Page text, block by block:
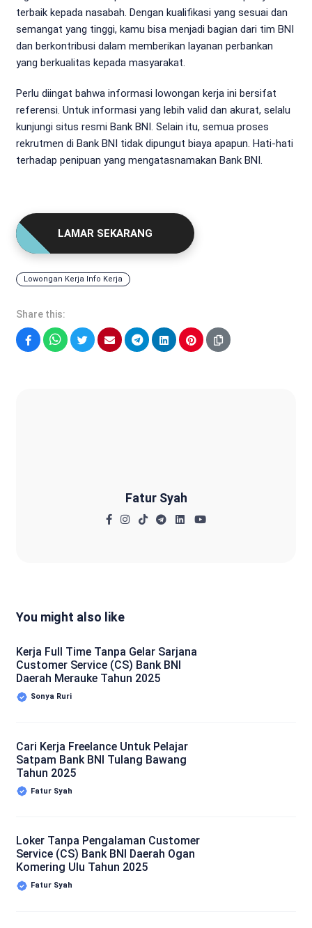
terbaik kepada nasabah. Dengan kualifikasi yang sesuai dan
semangat yang tinggi, kamu bisa menjadi bagian dari tim BNI
dan berkontribusi dalam memberikan layanan perbankan
yang berkualitas kepada masyarakat.
Perlu diingat bahwa informasi lowongan kerja ini bersifat
referensi. Untuk informasi yang lebih valid dan akurat, selalu
kunjungi situs resmi Bank BNI. Selain itu, semua proses
rekrutmen di Bank BNI tidak dipungut biaya apapun. Hati-hati
terhadap penipuan yang mengatasnamakan Bank BNI.
LAMAR SEKARANG
Lowongan Kerja Info Kerja
Share this:
Fatur Syah
You might also like
Kerja Full Time Tanpa Gelar Sarjana
Customer Service (CS) Bank BNI
Daerah Merauke Tahun 2025
Sonya Ruri
Cari Kerja Freelance Untuk Pelajar
Satpam Bank BNI Tulang Bawang
Tahun 2025
Fatur Syah
Loker Tanpa Pengalaman Customer
Service (CS) Bank BNI Daerah Ogan
Komering Ulu Tahun 2025
Fatur Syah